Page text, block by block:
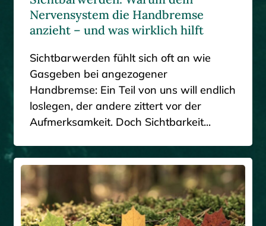
Nervensystem die Handbremse
anzieht – und was wirklich hilft
Sichtbarwerden fühlt sich oft an wie
Gasgeben bei angezogener
Handbremse: Ein Teil von uns will endlich
loslegen, der andere zittert vor der
Aufmerksamkeit. Doch Sichtbarkeit...